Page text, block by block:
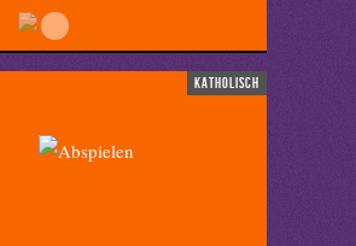
katholisch